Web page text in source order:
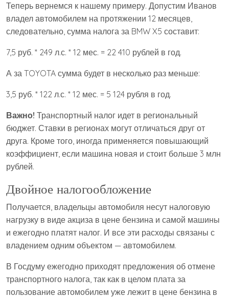
Теперь вернемся к нашему примеру. Допустим Иванов
владел автомобилем на протяжении 12 месяцев,
следовательно, сумма налога за BMW X5 составит:
7,5 руб. * 249 л.с. * 12 мес. = 22 410 рублей в год.
А за TOYOTA сумма будет в несколько раз меньше:
3,5 руб. * 122 л.с. * 12 мес. = 5 124 рубля в год.
Важно! Транспортный налог идет в региональный
бюджет. Ставки в регионах могут отличаться друг от
друга. Кроме того, иногда применяется повышающий
коэффициент, если машина новая и стоит больше 3 млн
рублей.
Двойное налогообложение
Получается, владельцы автомобиля несут налоговую
нагрузку в виде акциза в цене бензина и самой машины
и ежегодно платят налог. И все эти расходы связаны с
владением одним объектом — автомобилем.
В Госдуму ежегодно приходят предложения об отмене
транспортного налога, так как в целом плата за
пользование автомобилем уже лежит в цене бензина в